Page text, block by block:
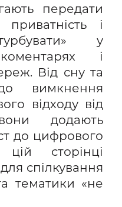
передати
і
у
і
Від сну та
вимкнення
відходу від
додають
до цифрового
сторінці
спілкування
тематики «не